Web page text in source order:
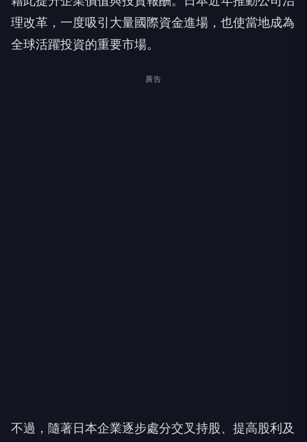
理改革，一度吸引大量國際資金進場，也使當地成為
全球活躍投資的重要市場。
廣告
不過，隨著日本企業逐步處分交叉持股、提高股利及